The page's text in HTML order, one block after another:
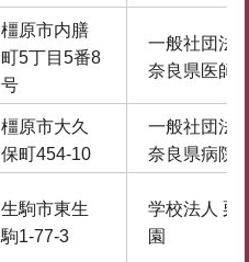
橿原市内膳
町5丁目5番8
号
一般社団法
奈良県医師
橿原市大久
保町454-10
一般社団法
奈良県病院
生駒市東生
駒1-77-3
学校法人 栗
園